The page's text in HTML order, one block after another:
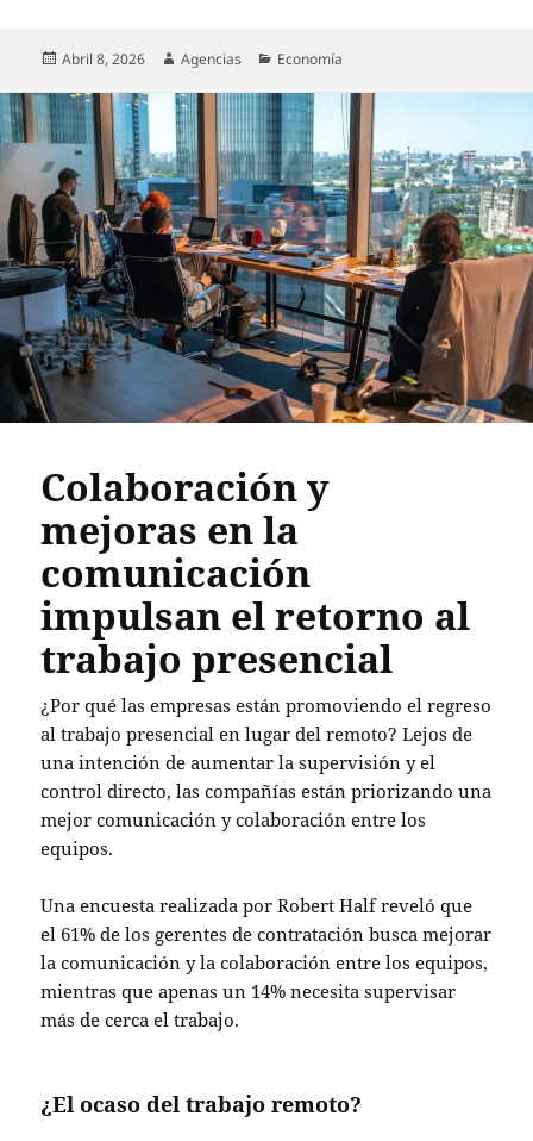
Publicado
Abril 8, 2026 Autor
Agencias Categorías
Economía
Colaboración y
mejoras en la
comunicación
impulsan el retorno al
trabajo presencial
¿Por qué las empresas están promoviendo el regreso
al trabajo presencial en lugar del remoto? Lejos de
una intención de aumentar la supervisión y el
control directo, las compañías están priorizando una
mejor comunicación y colaboración entre los
equipos.
Una encuesta realizada por Robert Half reveló que
el 61% de los gerentes de contratación busca mejorar
la comunicación y la colaboración entre los equipos,
mientras que apenas un 14% necesita supervisar
más de cerca el trabajo.
¿El ocaso del trabajo remoto?